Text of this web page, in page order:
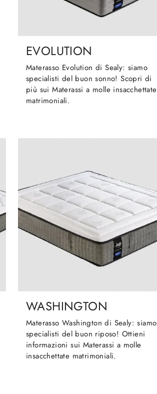
EVOLUTION
Materasso Evolution di Sealy: siamo
specialisti del buon sonno! Scopri di
più sui Materassi a molle insacchettate
matrimoniali.
WASHINGTON
Materasso Washington di Sealy: siamo
specialisti del buon riposo! Ottieni
informazioni sui Materassi a molle
insacchettate matrimoniali.